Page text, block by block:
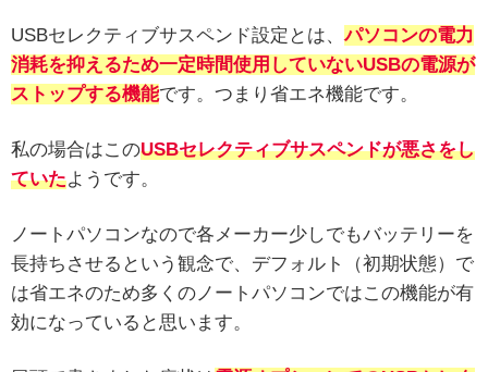
USBセレクティブサスペンド設定とは、パソコンの電力
消耗を抑えるため一定時間使用していないUSBの電源が
ストップする機能です。つまり省エネ機能です。
私の場合はこのUSBセレクティブサスペンドが悪さをし
ていたようです。
ノートパソコンなので各メーカー少しでもバッテリーを
長持ちさせるという観念で、デフォルト（初期状態）で
は省エネのため多くのノートパソコンではこの機能が有
効になっていると思います。